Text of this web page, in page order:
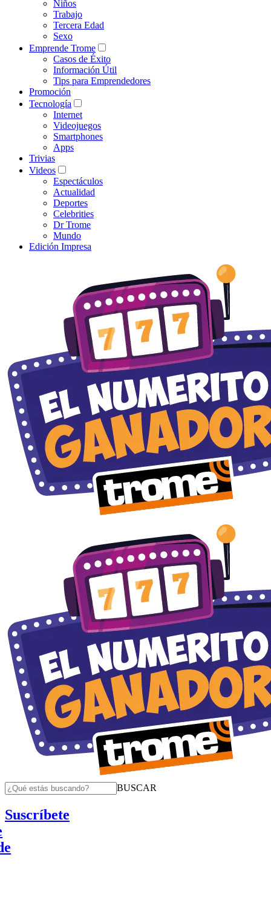
Niños
Trabajo
Tercera Edad
Sexo
Emprende Trome
Casos de Éxito
Información Útil
Tips para Emprendedores
Promoción
Tecnología
Internet
Videojuegos
Smartphones
Apps
Trivias
Videos
Espectáculos
Actualidad
Deportes
Celebrities
Dr Trome
Mundo
Edición Impresa
BUSCAR
Suscríbete